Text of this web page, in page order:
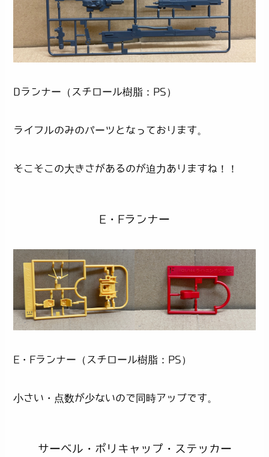
Dランナー（スチロール樹脂：PS）
ライフルのみのパーツとなっております。
そこそこの大きさがあるのが迫力ありますね！！
E・Fランナー
E・Fランナー（スチロール樹脂：PS）
小さい・点数が少ないので同時アップです。
サーベル・ポリキャップ・ステッカー